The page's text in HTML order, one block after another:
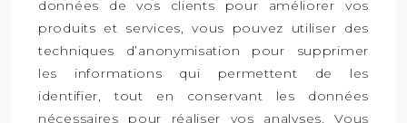
données de vos clients pour améliorer vos
produits et services, vous pouvez utiliser des
techniques d’anonymisation pour supprimer
les informations qui permettent de les
identifier, tout en conservant les données
nécessaires pour réaliser vos analyses. Vous